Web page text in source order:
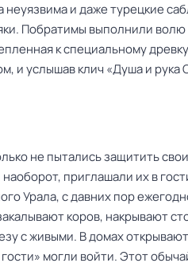
и даже турецкие
Побратимы выполнили волю
к специальному
и услышав клич «Душа и рука
не пытались защитить
приглашали их в
Урала, с давних пор
коров, накрывают
с живыми. В домах
могли войти. Этот